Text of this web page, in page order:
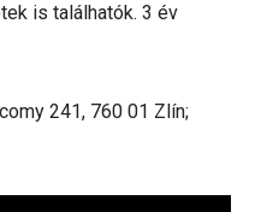
is találhatók. 3 év
241, 760 01 Zlín;